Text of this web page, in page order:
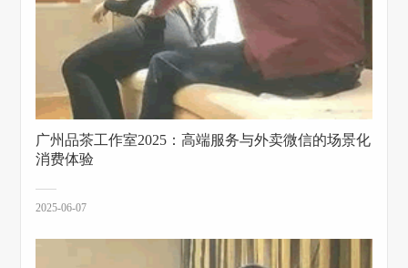
广州品茶工作室2025：高端服务与外卖微信的场景化
消费体验
2025-06-07